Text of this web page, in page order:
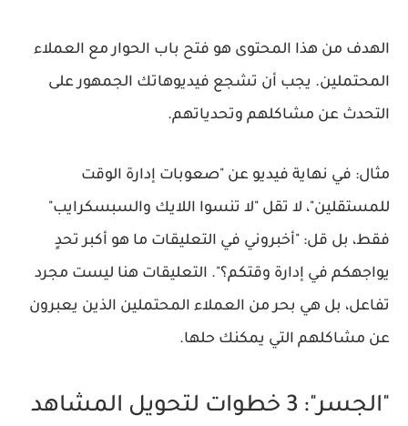
الهدف من هذا المحتوى هو فتح باب الحوار مع العملاء
المحتملين. يجب أن تشجع فيديوهاتك الجمهور على
التحدث عن مشاكلهم وتحدياتهم.
مثال: في نهاية فيديو عن "صعوبات إدارة الوقت
للمستقلين"، لا تقل "لا تنسوا اللايك والسبسكرايب"
فقط، بل قل: "أخبروني في التعليقات ما هو أكبر تحدٍ
يواجهكم في إدارة وقتكم؟". التعليقات هنا ليست مجرد
تفاعل، بل هي بحر من العملاء المحتملين الذين يعبرون
عن مشاكلهم التي يمكنك حلها.
"الجسر": 3 خطوات لتحويل المشاهد